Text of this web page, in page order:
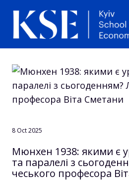
8 Oct 2025
Мюнхен 1938: якими є
та паралелі з
чеського професора